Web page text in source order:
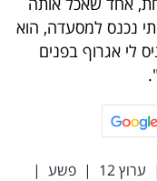
נכנס למסעדה, הוא
לי אגרוף בפנים
| ערוץ 12 | פשע |